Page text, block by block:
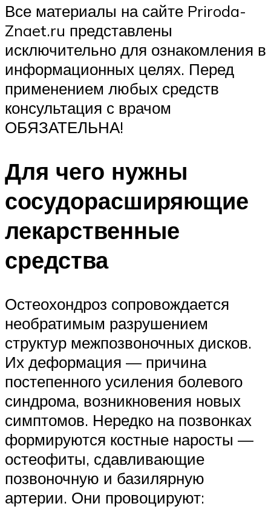
Все материалы на сайте Priroda-
Znaet.ru представлены
исключительно для ознакомления в
информационных целях. Перед
применением любых средств
консультация с врачом
ОБЯЗАТЕЛЬНА!
Для чего нужны
сосудорасширяющие
лекарственные
средства
Остеохондроз сопровождается
необратимым разрушением
структур межпозвоночных дисков.
Их деформация — причина
постепенного усиления болевого
синдрома, возникновения новых
симптомов. Нередко на позвонках
формируются костные наросты —
остеофиты, сдавливающие
позвоночную и базилярную
артерии. Они провоцируют: